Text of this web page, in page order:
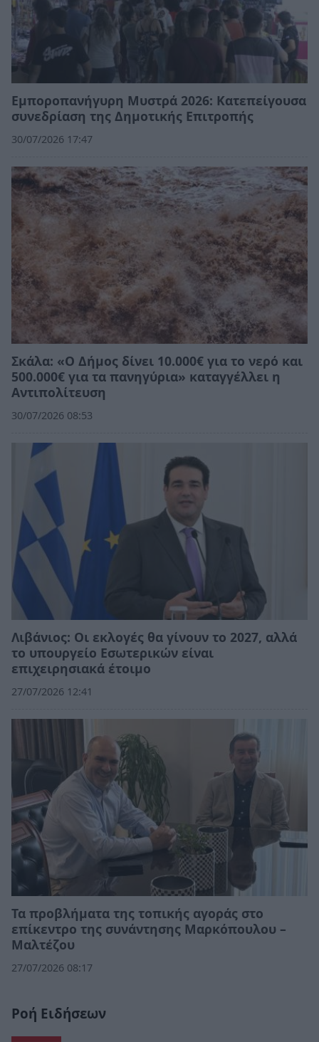
Εμποροπανήγυρη Μυστρά 2026: Κατεπείγουσα
συνεδρίαση της Δημοτικής Επιτροπής
30/07/2026 17:47
Σκάλα: «Ο Δήμος δίνει 10.000€ για το νερό και
500.000€ για τα πανηγύρια» καταγγέλλει η
Αντιπολίτευση
30/07/2026 08:53
Λιβάνιος: Οι εκλογές θα γίνουν το 2027, αλλά
το υπουργείο Εσωτερικών είναι
επιχειρησιακά έτοιμο
27/07/2026 12:41
Τα προβλήματα της τοπικής αγοράς στο
επίκεντρο της συνάντησης Μαρκόπουλου –
Μαλτέζου
27/07/2026 08:17
Ροή Ειδήσεων